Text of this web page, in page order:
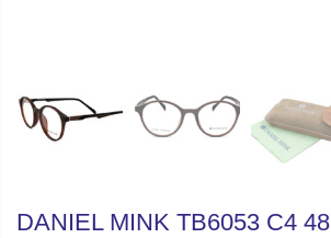
DANIEL MINK TB6053 C4 48